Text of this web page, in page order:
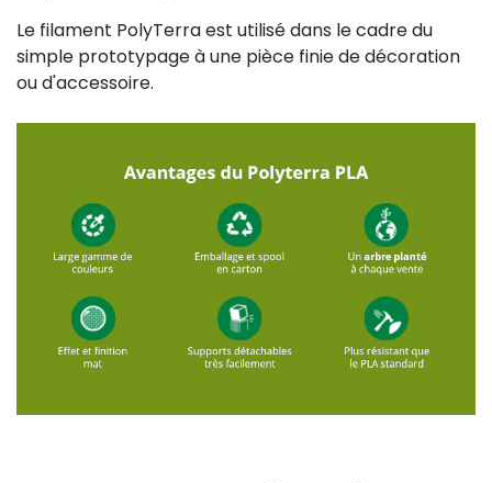
Le filament PolyTerra est utilisé dans le cadre du
simple prototypage à une pièce finie de décoration
ou d'accessoire.